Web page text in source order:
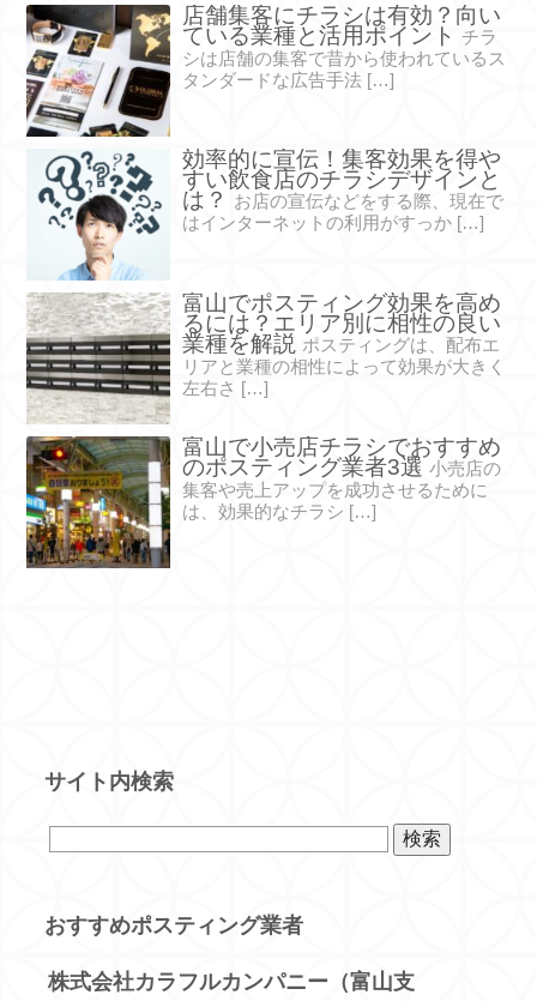
店舗集客にチラシは有効？向い
ている業種と活用ポイント チラ
シは店舗の集客で昔から使われているス
タンダードな広告手法 […]
効率的に宣伝！集客効果を得や
すい飲食店のチラシデザインと
は？
お店の宣伝などをする際、現在で
はインターネットの利用がすっか […]
富山でポスティング効果を高め
るには？エリア別に相性の良い
業種を解説 ポスティングは、配布エ
リアと業種の相性によって効果が大きく
左右さ […]
富山で小売店チラシでおすすめ
のポスティング業者3選 小売店の
集客や売上アップを成功させるために
は、効果的なチラシ […]
サイト内検索
おすすめポスティング業者
株式会社カラフルカンパニー（富山支